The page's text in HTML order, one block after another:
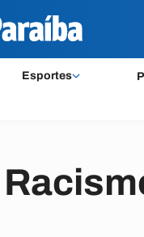
Esportes